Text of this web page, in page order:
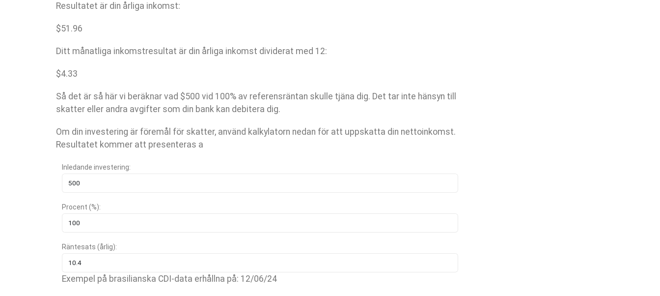
Resultatet är din årliga inkomst:
$51.96
Ditt månatliga inkomstresultat är din årliga inkomst dividerat med 12:
$4.33
Så det är så här vi beräknar vad $500 vid 100% av referensräntan skulle tjäna dig. Det tar inte hänsyn till
skatter eller andra avgifter som din bank kan debitera dig.
Om din investering är föremål för skatter, använd kalkylatorn nedan för att uppskatta din nettoinkomst.
Resultatet kommer att presenteras a
Inledande investering:
Procent (%):
Räntesats (årlig):
Exempel på brasilianska CDI-data erhållna på: 12/06/24